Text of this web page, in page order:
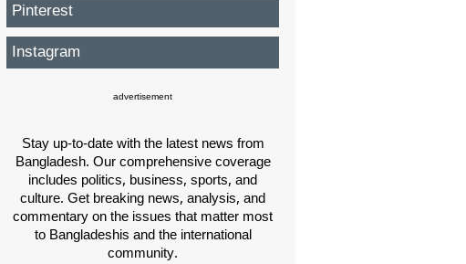
Pinterest
Instagram
advertisement
Stay up-to-date with the latest news from
Bangladesh. Our comprehensive coverage
includes politics, business, sports, and
culture. Get breaking news, analysis, and
commentary on the issues that matter most
to Bangladeshis and the international
community.